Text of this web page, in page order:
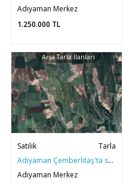
Adıyaman Merkez
1.250.000 TL
Arsa Tarla İlanları
Satılık
Tarla
Adıyaman Çemberlitaş'ta satılık 39 Dönüm Dev Arsa
Adıyaman Merkez